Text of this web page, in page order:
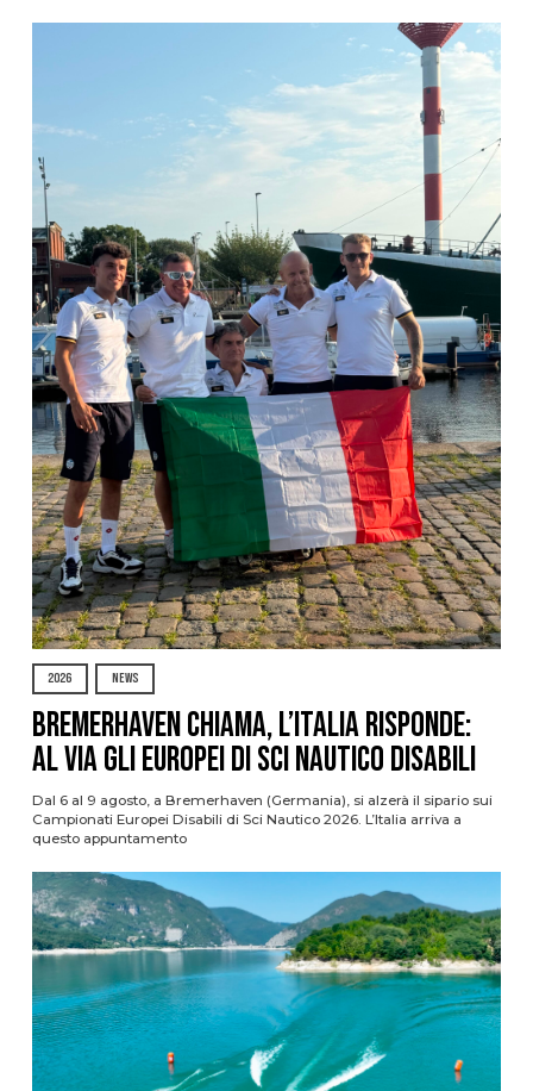
2026 NEWS
Bremerhaven chiama, l’Italia risponde:
al via gli Europei di Sci Nautico Disabili
Dal 6 al 9 agosto, a Bremerhaven (Germania), si alzerà il sipario sui
Campionati Europei Disabili di Sci Nautico 2026. L’Italia arriva a
questo appuntamento